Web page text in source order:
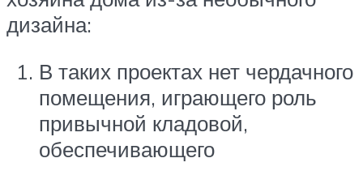
дизайна:
В таких проектах нет чердачного
помещения, играющего роль
привычной кладовой,
обеспечивающего